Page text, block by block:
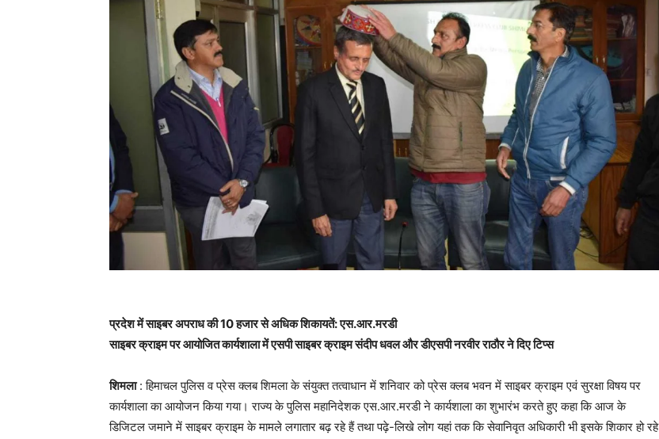
प्रदेश में साइबर अपराध की 10 हजार से अधिक शिकायतें: एस.आर.मरडी
साइबर क्राइम पर आयोजित कार्यशाला में एसपी साइबर क्राइम संदीप धवल और डीएसपी नरवीर राठौर ने दिए टिप्स
शिमला: हिमाचल पुलिस व प्रेस क्लब शिमला के संयुक्त तत्वाधान में शनिवार को प्रेस क्लब भवन में साइबर क्राइम एवं सुरक्षा विषय पर
कार्यशाला का आयोजन किया गया। राज्य के पुलिस महानिदेशक एस.आर.मरडी ने कार्यशाला का शुभारंभ करते हुए कहा कि आज के
डिजिटल जमाने में साइबर क्राइम के मामले लगातार बढ़ रहे हैं तथा पढ़े-लिखे लोग यहां तक कि सेवानिवृत अधिकारी भी इसके शिकार हो रहे